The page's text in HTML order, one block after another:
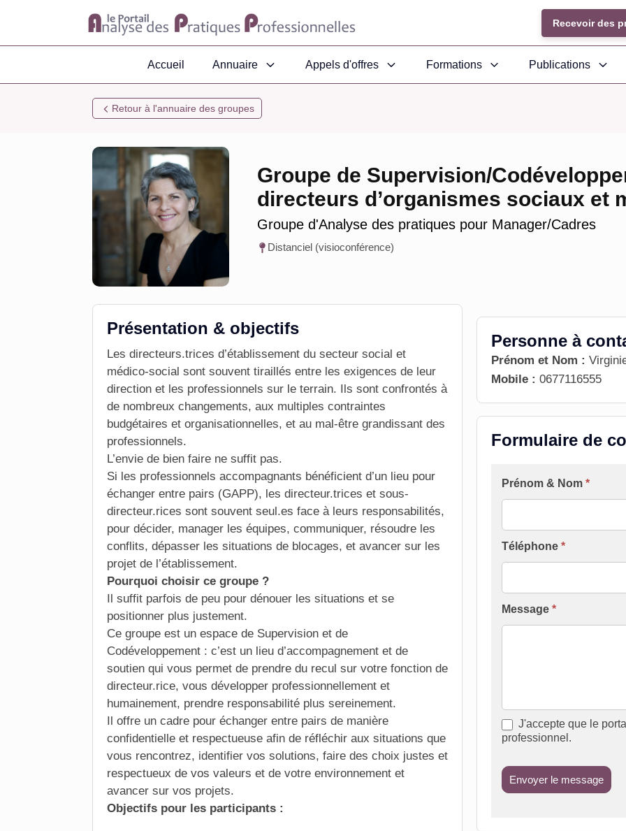
Recevoir des
Accueil Annuaire Appels d'offres Formations Publications
Retour à l'annuaire des groupes
Groupe de Supervision/
directeurs d’organismes sociaux et
Groupe d'Analyse des pratiques pour Manager/Cadres
Distanciel (visioconférence)
Présentation & objectifs
Les directeurs.trices d’établissement du secteur social et
médico-social sont souvent tiraillés entre les exigences de leur
direction et les professionnels sur le terrain. Ils sont confrontés à
de nombreux changements, aux multiples contraintes
budgétaires et organisationnelles, et au mal-être grandissant des
professionnels.
L’envie de bien faire ne suffit pas.
Si les professionnels accompagnants bénéficient d’un lieu pour
échanger entre pairs (GAPP), les directeur.trices et sous-
directeur.rices sont souvent seul.es face à leurs responsabilités,
pour décider, manager les équipes, communiquer, résoudre les
conflits, dépasser les situations de blocages, et avancer sur les
projet de l’établissement.
Pourquoi choisir ce groupe ?
Il suffit parfois de peu pour dénouer les situations et se
positionner plus justement.
Ce groupe est un espace de Supervision et de
Codéveloppement : c’est un lieu d’accompagnement et de
soutien qui vous permet de prendre du recul sur votre fonction de
directeur.rice, vous développer professionnellement et
humainement, prendre responsabilité plus sereinement.
Il offre un cadre pour échanger entre pairs de manière
confidentielle et respectueuse afin de réfléchir aux situations que
vous rencontrez, identifier vos solutions, faire des choix justes et
respectueux de vos valeurs et de votre environnement et
avancer sur vos projets.
Objectifs pour les participants :
Personne à
Prénom et Nom :
Mobile : 0677116555
Formulaire de
Formulaire
[Contact
INTER]
Prénom & Nom *
Téléphone *
Message *
J'accepte que le
professionnel.
Envoyer le message